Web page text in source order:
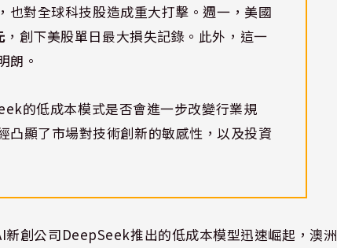
對全球科技股造成重大打擊。週一，美國
，創下美股單日最大損失記錄。此外，這一
朗。
的低成本模式是否會進一步改變行業規
凸顯了市場對技術創新的敏感性，以及投資
新創公司DeepSeek推出的低成本模型迅速崛起，澳洲